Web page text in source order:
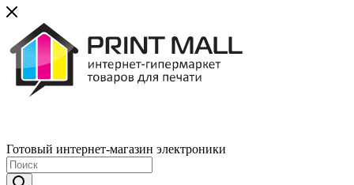
Готовый интернет-магазин электроники